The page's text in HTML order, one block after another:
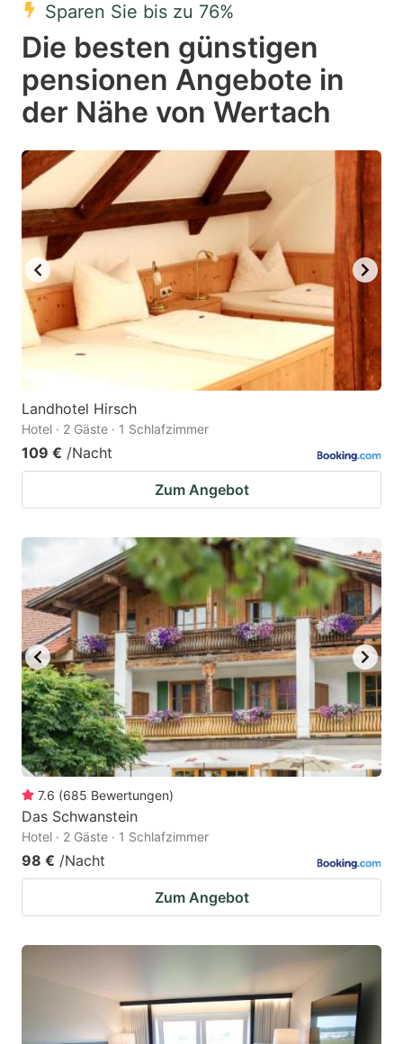
select
a
date.
Press
question
mark
key
to
get
the
keyboard
shortcuts
for
changing
dates.
a
date.
Press
question
mark
key
to
get
the
keyboard
shortcuts
for
Sparen Sie bis zu 76%
Die besten günstigen
pensionen Angebote in
der Nähe von Wertach
Landhotel Hirsch
Hotel · 2 Gäste · 1 Schlafzimmer
109 € /Nacht
Zum Angebot
7.6 (685 Bewertungen)
Das Schwanstein
Hotel · 2 Gäste · 1 Schlafzimmer
98 € /Nacht
Zum Angebot